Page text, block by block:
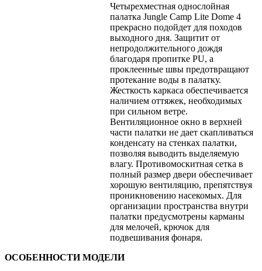
Четырехместная однослойная
палатка Jungle Camp Lite Dome 4
прекрасно подойдет для походов
выходного дня. Защитит от
непродолжительного дождя
благодаря пропитке PU, а
проклеенные швы предотвращают
протекание воды в палатку.
Жесткость каркаса обеспечивается
наличием оттяжек, необходимых
при сильном ветре.
Вентиляционное окно в верхней
части палатки не дает скапливаться
конденсату на стенках палатки,
позволяя выводить выделяемую
влагу. Противомоскитная сетка в
полный размер двери обеспечивает
хорошую вентиляцию, препятствуя
проникновению насекомых. Для
организации пространства внутри
палатки предусмотрены карманы
для мелочей, крючок для
подвешивания фонаря.
ОСОБЕННОСТИ МОДЕЛИ